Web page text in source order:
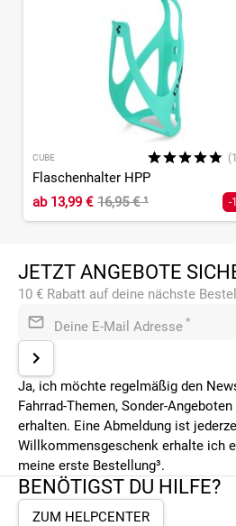
CUBE
Flaschenhalter HPP
ab13,99 € 16,95 €¹ -
JETZT ANGEBOTE
10 € Rabatt auf deine nächste
Deine E-Mail Adresse *
Ja, ich möchte regelmäßig den
Fahrrad-Themen, Sonder-
erhalten. Eine Abmeldung ist
Willkommensgeschenk erhalte ich
meine erste Bestellung³.
BENÖTIGST DU HILFE?
ZUM HELPCENTER